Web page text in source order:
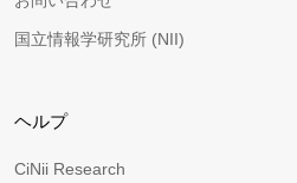
国立情報学研究所 (NII)
ヘルプ
CiNii Research